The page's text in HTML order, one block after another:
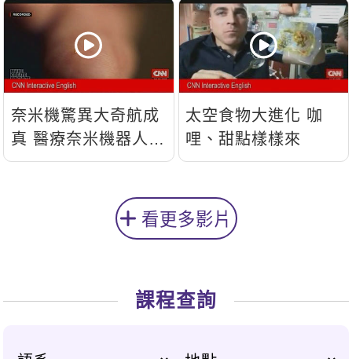
奈米機驚異大奇航成
真 醫療奈米機器人問
世
太空食物大進化 咖
哩、甜點樣樣來
看更多影片
課程查詢